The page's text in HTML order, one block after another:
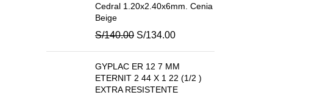
Cedral 1.20x2.40x6mm. Cenia
Beige
S/140.00 El
original
era:
S/140.00.
S/134.00El
actual
es:
S/134.00.
GYPLAC ER 12 7 MM
ETERNIT 2 44 X 1 22 (1/2 )
EXTRA RESISTENTE